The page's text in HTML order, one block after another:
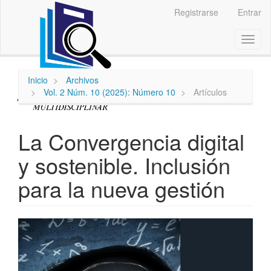
Navegación
principal
Barra
lateral
Registrarse Entrar
Inicio
Archivos
Vol. 2 Núm. 10 (2025): Número 10
Artículos
La Convergencia digital
y sostenible. Inclusión
para la nueva gestión
Barra
lateral